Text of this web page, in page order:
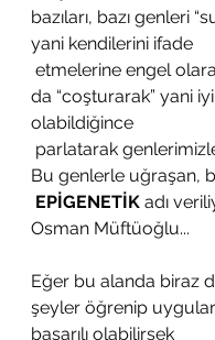
bazıları, bazı genleri
yani kendilerini ifade
da “coşturarak” yani
olabildiğince
Bu genlerle uğraşan,
EPİGENETİK adı
Osman Müftüoğlu...
Eğer bu alanda biraz
şeyler öğrenip
başarılı olabilirsek